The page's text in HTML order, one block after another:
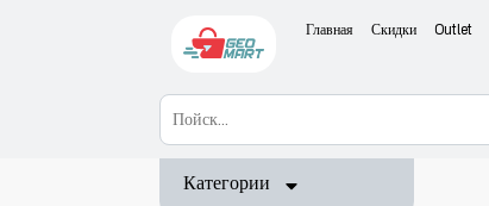
Главная Скидки Outlet
Категории